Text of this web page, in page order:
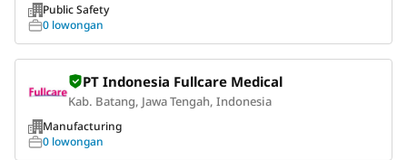
Public Safety
0 lowongan
PT Indonesia Fullcare Medical
Kab. Batang, Jawa Tengah, Indonesia
Manufacturing
0 lowongan